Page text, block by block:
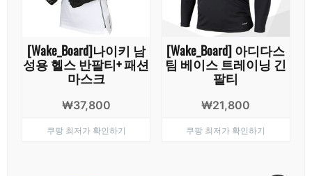
[Wake_Board]나이키 남
성용 헬스 반팔티+ 패션
마스크
₩37,800
쿠팡 최저가 확인하기
[Wake_Board] 아디다스
팀 베이스 트레이닝 긴
팔티
₩21,800
쿠팡 최저가 확인하기